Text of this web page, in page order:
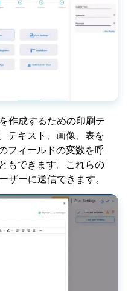
作成するための印刷テ
テキスト、画像、表を
フィールドの変数を呼
もできます。これらの
ザーに送信できます。